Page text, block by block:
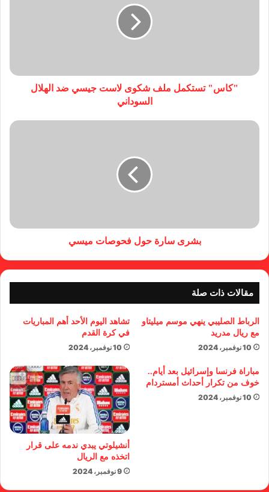
"كاس" تستكمل ملف شكوى لاست جيسي ضد الهلال
السوداني
بشرى سارة حول فحوصات ميسي
مقالات ذات صلة
الرباط الصليبي ينهي موسم ميليتاو
مع ريال مدريد
10 نوفمبر، 2024
تشاهد اليوم الأحد أهم المباريات
في كرة القدم
10 نوفمبر، 2024
مباراة فرنسا وإسرائيل بعد أيام..
خوف من تكرار أحداث أمستردام
10 نوفمبر، 2024
أنشيلوتي يبدي ندمه على قرار
اتخذه مع الريال
9 نوفمبر، 2024